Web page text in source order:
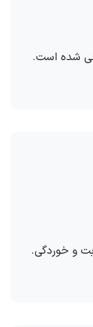
شده است.
و خوردگی.